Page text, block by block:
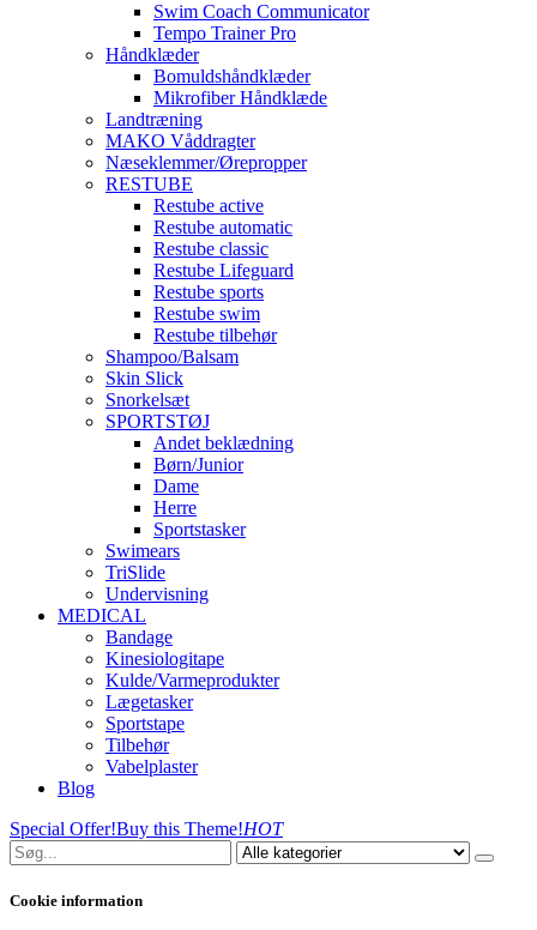
Swim Coach Communicator
Tempo Trainer Pro
Håndklæder
Bomuldshåndklæder
Mikrofiber Håndklæde
Landtræning
MAKO Våddragter
Næseklemmer/Ørepropper
RESTUBE
Restube active
Restube automatic
Restube classic
Restube Lifeguard
Restube sports
Restube swim
Restube tilbehør
Shampoo/Balsam
Skin Slick
Snorkelsæt
SPORTSTØJ
Andet beklædning
Børn/Junior
Dame
Herre
Sportstasker
Swimears
TriSlide
Undervisning
MEDICAL
Bandage
Kinesiologitape
Kulde/Varmeprodukter
Lægetasker
Sportstape
Tilbehør
Vabelplaster
Blog
Special Offer!Buy this Theme!HOT
Cookie information